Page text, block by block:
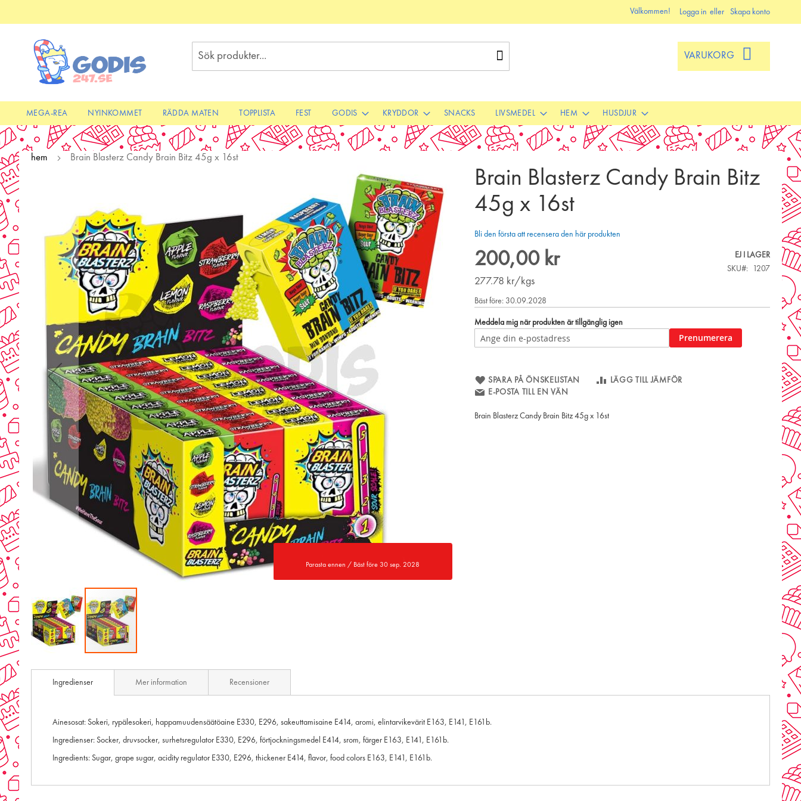
to
Välkommen! Logga in Skapa konto
VARUKORG
MEGA-REA NYINKOMMET RÄDDA MATEN TOPPLISTA FEST GODIS KRYDDOR SNACKS LIVSMEDEL HEM HUSDJUR
hem Brain Blasterz Candy Brain Bitz 45g x 16st
Parasta ennen / Bäst före 30 sep. 2028
to
Brain Blasterz Candy Brain Bitz
45g x 16st
Bli den första att recensera den här produkten
200,00 kr
277.78 kr/kgs
EJ I LAGER
SKU
1207
Bäst före: 30.09.2028
Meddela mig när produkten är tillgänglig igen
Prenumerera
SPARA PÅ ÖNSKELISTAN
LÄGG TILL JÄMFÖR
E-POSTA TILL EN VÄN
Brain Blasterz Candy Brain Bitz 45g x 16st
Ingredienser
Ainesosat: Sokeri, rypälesokeri, happamuudensäätöaine E330, E296, sakeuttamisaine E414, aromi, elintarvikevärit E163, E141, E161b.
Ingredienser: Socker, druvsocker, surhetsregulator E330, E296, förtjockningsmedel E414, srom, färger E163, E141, E161b.
Ingredients: Sugar, grape sugar, acidity regulator E330, E296, thickener E414, flavor, food colors E163, E141, E161b.
Mer information Recensioner